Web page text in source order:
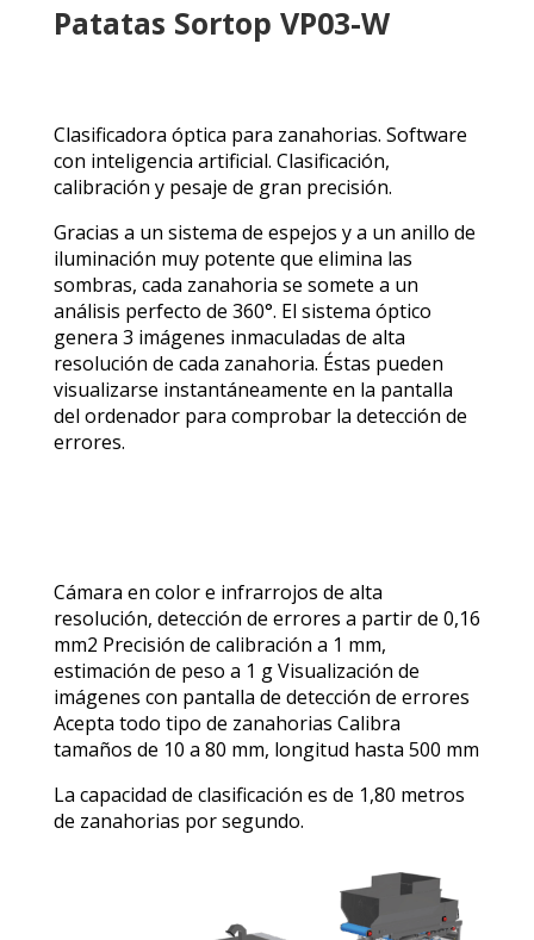
Patatas Sortop VP03-W
Clasificadora óptica para zanahorias. Software
con inteligencia artificial. Clasificación,
calibración y pesaje de gran precisión.
Gracias a un sistema de espejos y a un anillo de
iluminación muy potente que elimina las
sombras, cada zanahoria se somete a un
análisis perfecto de 360°. El sistema óptico
genera 3 imágenes inmaculadas de alta
resolución de cada zanahoria. Éstas pueden
visualizarse instantáneamente en la pantalla
del ordenador para comprobar la detección de
errores.
Cámara en color e infrarrojos de alta
resolución, detección de errores a partir de 0,16
mm2 Precisión de calibración a 1 mm,
estimación de peso a 1 g Visualización de
imágenes con pantalla de detección de errores
Acepta todo tipo de zanahorias Calibra
tamaños de 10 a 80 mm, longitud hasta 500 mm
La capacidad de clasificación es de 1,80 metros
de zanahorias por segundo.